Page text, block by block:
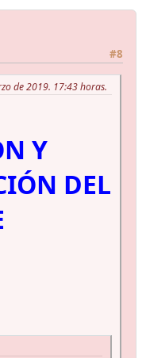
#8
de 2019. 17:43 horas.
Y
DEL